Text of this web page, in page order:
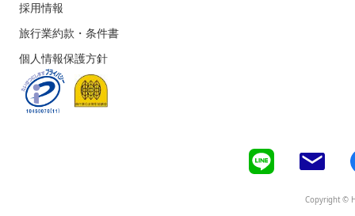
採用情報
旅行業約款・条件書
個人情報保護方針
Copyright ©